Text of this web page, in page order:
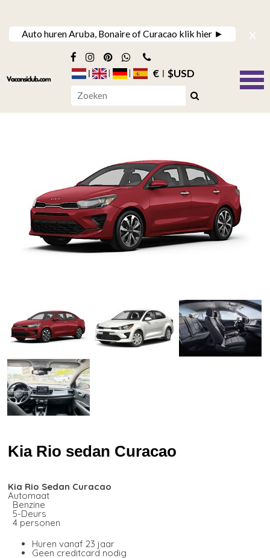
Auto huren Aruba, Bonaire of Curacao klik hier ► x
€ $USD
Kia Rio sedan Curacao
Kia Rio Sedan Curacao
Automaat
Benzine
5-Deurs
4 personen
Huren vanaf 23 jaar
Geen creditcard nodig